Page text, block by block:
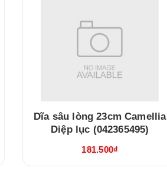
Dĩa sâu lòng 23cm Camellia
Diệp lục (042365495)
181.500₫